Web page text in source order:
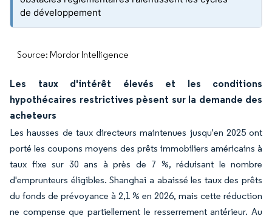
de développement
Source: Mordor Intelligence
Les taux d'intérêt élevés et les conditions
hypothécaires restrictives pèsent sur la demande des
acheteurs
Les hausses de taux directeurs maintenues jusqu'en 2025 ont
porté les coupons moyens des prêts immobiliers américains à
taux fixe sur 30 ans à près de 7 %, réduisant le nombre
d'emprunteurs éligibles. Shanghai a abaissé les taux des prêts
du fonds de prévoyance à 2,1 % en 2026, mais cette réduction
ne compense que partiellement le resserrement antérieur. Au